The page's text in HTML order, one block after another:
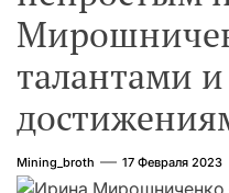
талантами и
Mining_broth 17 Февраля 2023